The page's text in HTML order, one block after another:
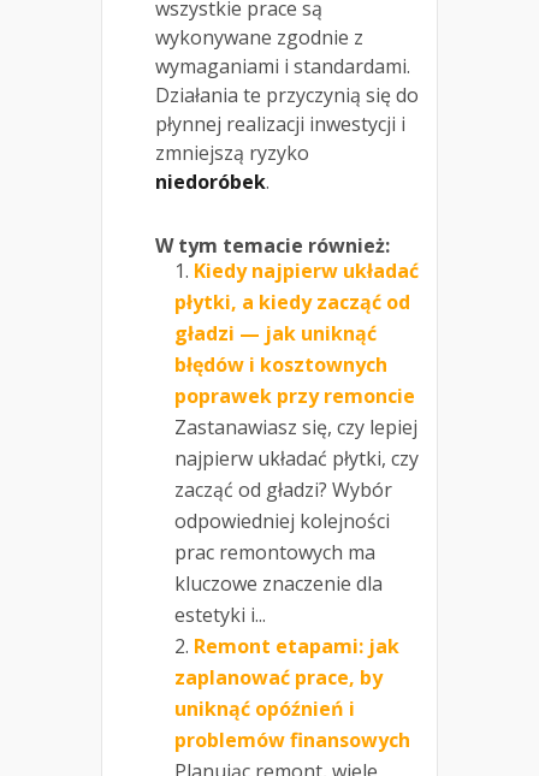
wszystkie prace są
wykonywane zgodnie z
wymaganiami i standardami.
Działania te przyczynią się do
płynnej realizacji inwestycji i
zmniejszą ryzyko
niedoróbek.
W tym temacie również:
Kiedy najpierw układać
płytki, a kiedy zacząć od
gładzi — jak uniknąć
błędów i kosztownych
poprawek przy remoncie
Zastanawiasz się, czy lepiej
najpierw układać płytki, czy
zacząć od gładzi? Wybór
odpowiedniej kolejności
prac remontowych ma
kluczowe znaczenie dla
estetyki i...
Remont etapami: jak
zaplanować prace, by
uniknąć opóźnień i
problemów finansowych